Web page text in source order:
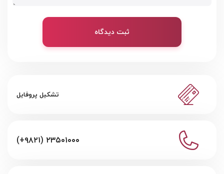
ثبت دیدگاه
تشکیل پروفایل
(+۹۸۲۱) ۲۳۵۰۱۰۰۰